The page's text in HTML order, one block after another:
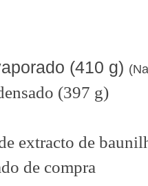
(410 g)
(397 g)
extracto de
de compra